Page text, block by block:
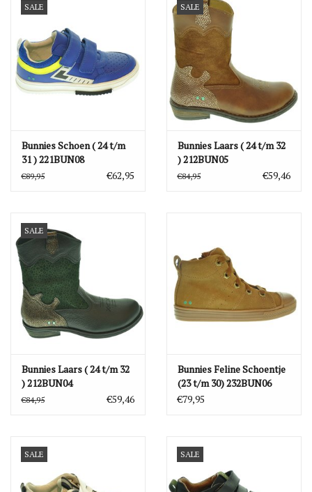
SALE
Bunnies Schoen ( 24 t/m
31 ) 221BUN08
€89,95 €62,95
SALE
Bunnies Laars ( 24 t/m 32
) 212BUN05
€84,95 €59,46
SALE
Bunnies Laars ( 24 t/m 32
) 212BUN04
€84,95 €59,46
Bunnies Feline Schoentje
(23 t/m 30) 232BUN06
€79,95
SALE SALE